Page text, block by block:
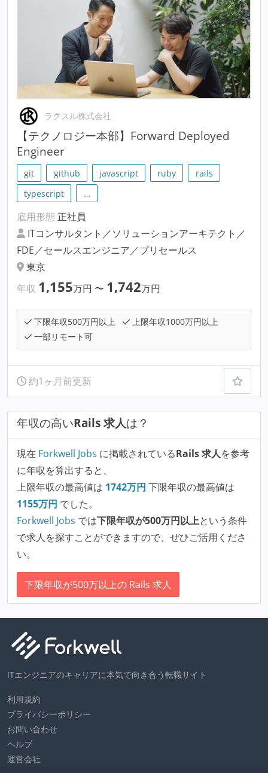
ラクスル株式会社
【テクノロジー本部】Forward Deployed
Engineer
git github javascript ruby
rails
typescript
…
雇用形態 正社員
ITコンサルタント／ソリューションアーキテクト／
FDE／セールスエンジニア／プリセールス
東京
年収 1,155万円 〜 1,742万円
下限年収500万円以上
上限年収1000万円以上
一部リモート可
約1ヶ月前更新
年収の高いRails 求人は？
現在 Forkwell Jobs に掲載されているRails 求人を参考
に年収を算出すると、
上限年収の最高値は 1742万円 下限年収の最高値は
1155万円 でした。
Forkwell Jobs では下限年収が500万円以上という条件
で求人を探すことができますので、ぜひご活用くださ
い。
下限年収が500万以上の Rails 求人
ITエンジニアのキャリアに本気で向き合う転職サイト
利用規約
プライバシーポリシー
お問い合わせ
ヘルプ
運営会社